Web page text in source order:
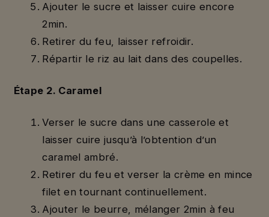
Ajouter le sucre et laisser cuire encore
2min.
Retirer du feu, laisser refroidir.
Répartir le riz au lait dans des coupelles.
Étape 2. Caramel
Verser le sucre dans une casserole et
laisser cuire jusqu’à l’obtention d’un
caramel ambré.
Retirer du feu et verser la crème en mince
filet en tournant continuellement.
Ajouter le beurre, mélanger 2min à feu